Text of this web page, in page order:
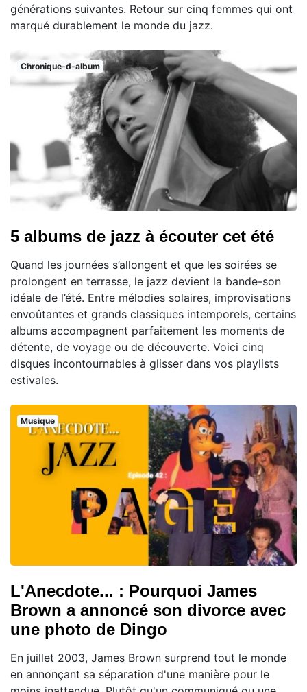
générations suivantes. Retour sur cinq femmes qui ont
marqué durablement le monde du jazz.
Chronique-d-album
5 albums de jazz à écouter cet été
Quand les journées s’allongent et que les soirées se
prolongent en terrasse, le jazz devient la bande-son
idéale de l’été. Entre mélodies solaires, improvisations
envoûtantes et grands classiques intemporels, certains
albums accompagnent parfaitement les moments de
détente, de voyage ou de découverte. Voici cinq
disques incontournables à glisser dans vos playlists
estivales.
Musique
L'Anecdote... : Pourquoi James
Brown a annoncé son divorce avec
une photo de Dingo
En juillet 2003, James Brown surprend tout le monde
en annonçant sa séparation d'une manière pour le